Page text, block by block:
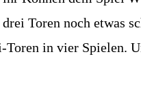
Toren noch etwas
in vier Spielen.